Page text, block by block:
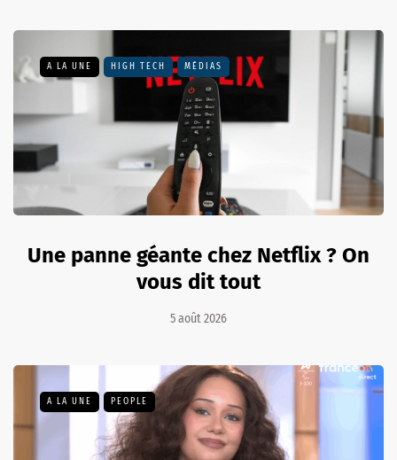
A LA UNE HIGH TECH MÉDIAS
Une panne géante chez Netflix ? On
vous dit tout
5 août 2026
A LA UNE PEOPLE